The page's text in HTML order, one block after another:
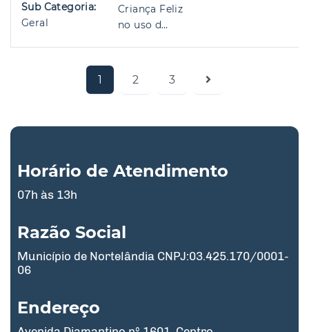
Sub Categoria:
Geral
Criança Feliz
no uso d…
1 2 3
Horário de Atendimento
07h às 13h
Razão Social
Município de Nortelândia CNPJ:03.425.170/0001-
06
Endereço